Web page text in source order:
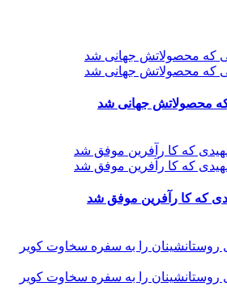
محصولاتش جهانی شد
که کا رآفرین موفق شد